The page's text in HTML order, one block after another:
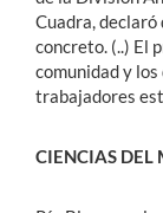
Cuadra, declaró
concreto. (..) El
comunidad y
trabajadores
CIENCIAS DEL